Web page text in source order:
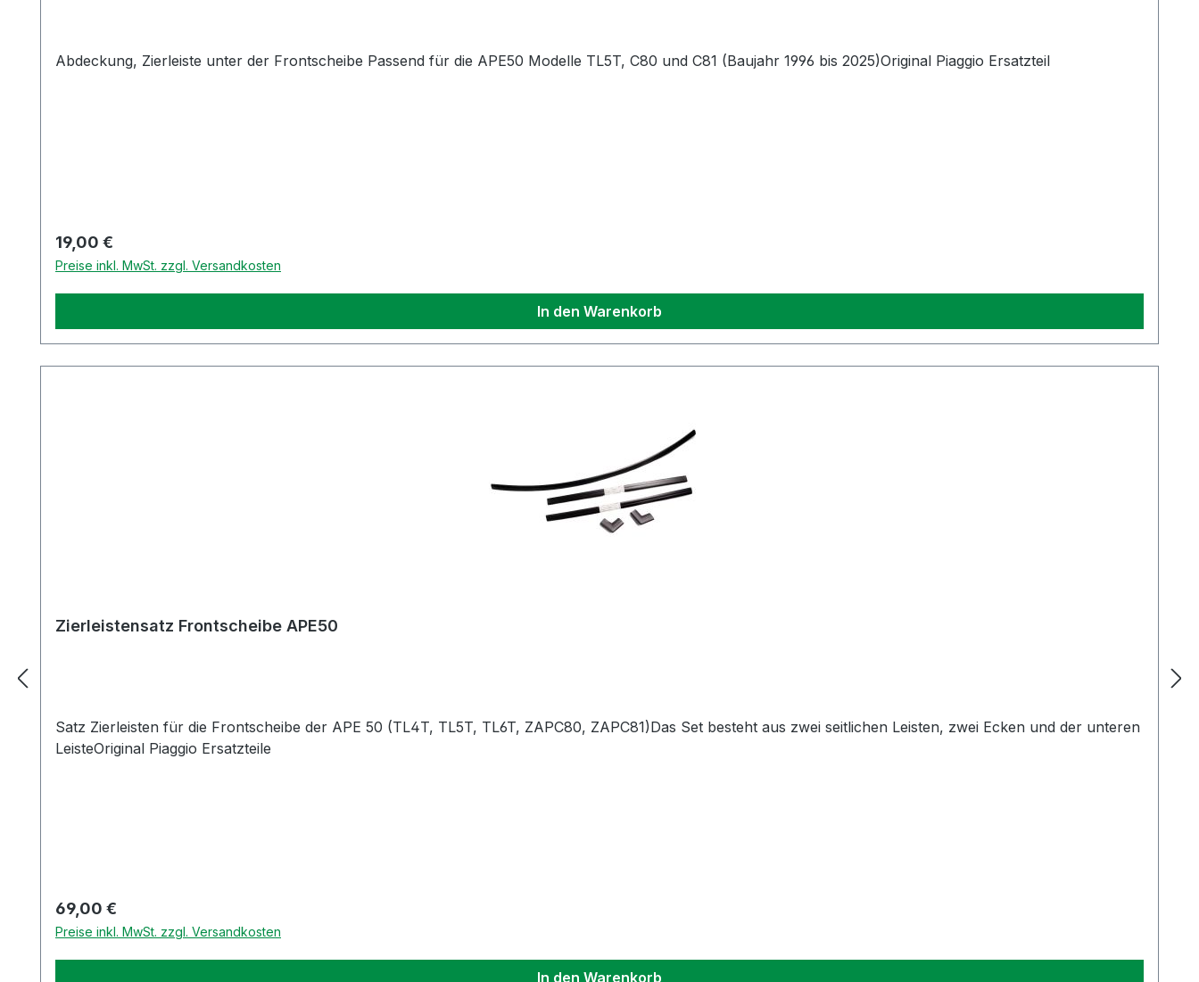
Abdeckung, Zierleiste unter der Frontscheibe Passend für die APE50 Modelle TL5T, C80 und C81 (Baujahr 1996 bis 2025)Original Piaggio Ersatzteil
Regulärer Preis:
19,00 €
Preise inkl. MwSt. zzgl. Versandkosten
In den Warenkorb
Zierleistensatz Frontscheibe APE50
Satz Zierleisten für die Frontscheibe der APE 50 (TL4T, TL5T, TL6T, ZAPC80, ZAPC81)Das Set besteht aus zwei seitlichen Leisten, zwei Ecken und der unteren
LeisteOriginal Piaggio Ersatzteile
Regulärer Preis:
69,00 €
Preise inkl. MwSt. zzgl. Versandkosten
In den Warenkorb